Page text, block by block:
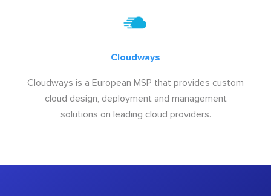
Cloudways
Cloudways is a European MSP that provides custom
cloud design, deployment and management
solutions on leading cloud providers.